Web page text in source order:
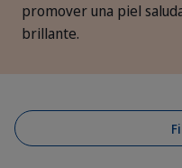
promover una piel
brillante.